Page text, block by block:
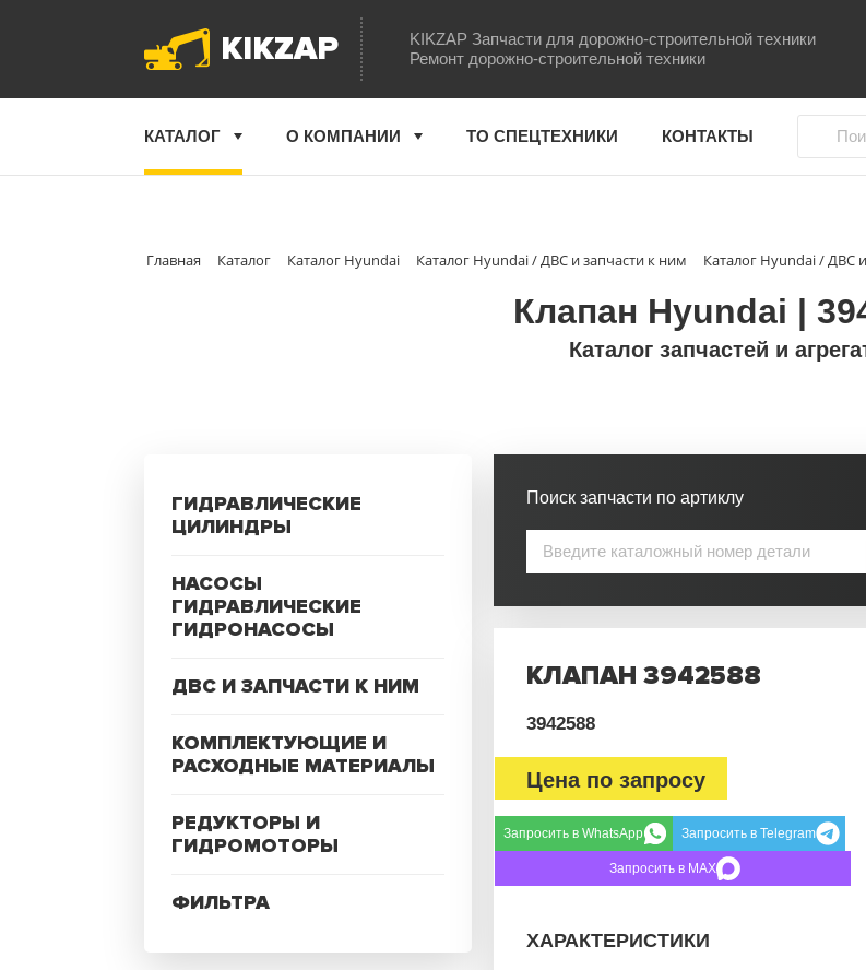
KIKZAP
KIKZAP Запчасти для дорожно-строительной техники
Ремонт дорожно-строительной техники
КАТАЛОГ О КОМПАНИИ ТО СПЕЦТЕХНИКИ КОНТАКТЫ
Главная Каталог Каталог Hyundai Каталог Hyundai / ДВС и запчасти к ним Каталог Hyundai / ДВС
Клапан Hyundai |
Каталог запчастей и
ГИДРАВЛИЧЕСКИЕ
ЦИЛИНДРЫ
НАСОСЫ
ГИДРАВЛИЧЕСКИЕ
ГИДРОНАСОСЫ
ДВС И ЗАПЧАСТИ К НИМ
КОМПЛЕКТУЮЩИЕ И
РАСХОДНЫЕ МАТЕРИАЛЫ
РЕДУКТОРЫ И
ГИДРОМОТОРЫ
ФИЛЬТРА
Поиск запчасти по артиклу
КЛАПАН 3942588
3942588
Цена по запросу
Запросить в WhatsApp Запросить в Telegram
Запросить в MAX
ХАРАКТЕРИСТИКИ